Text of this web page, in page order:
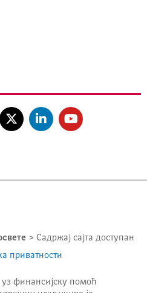
> Садржај сајта доступан
приватности
финансијску помоћ